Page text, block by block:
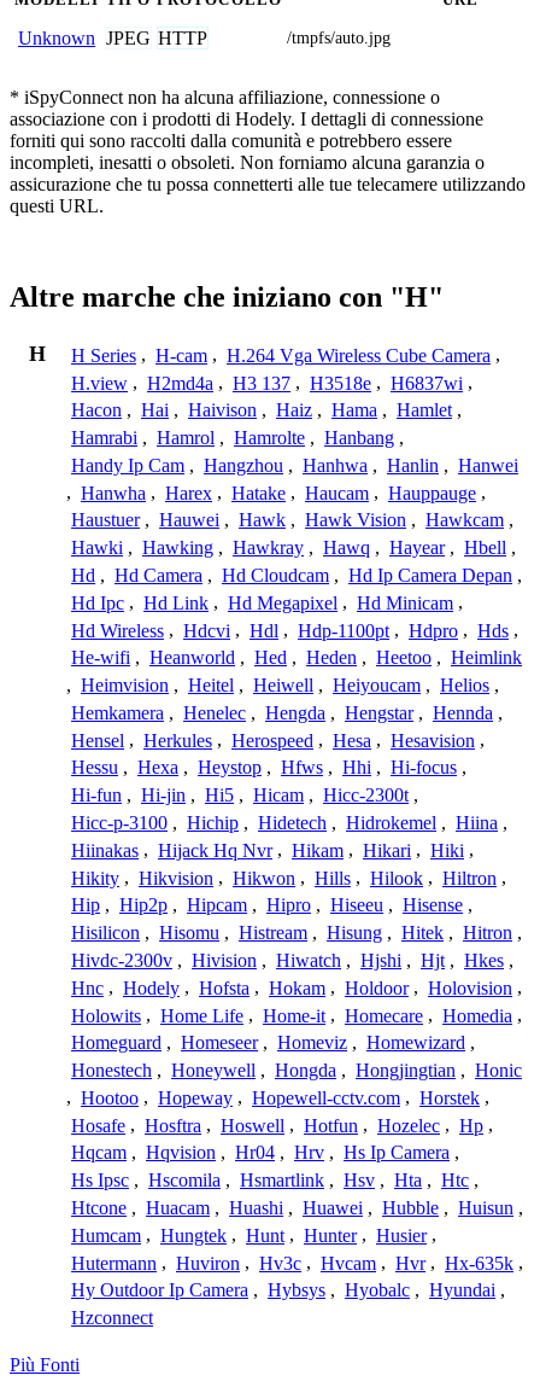
Unknown JPEG HTTP /tmpfs/auto.jpg
* iSpyConnect non ha alcuna affiliazione, connessione o
associazione con i prodotti di Hodely. I dettagli di connessione
forniti qui sono raccolti dalla comunità e potrebbero essere
incompleti, inesatti o obsoleti. Non forniamo alcuna garanzia o
assicurazione che tu possa connetterti alle tue telecamere utilizzando
questi URL.
Altre marche che iniziano con "H"
H H Series , H-cam , H.264 Vga Wireless Cube Camera ,
H.view , H2md4a , H3 137 , H3518e , H6837wi ,
Hacon , Hai , Haivison , Haiz , Hama , Hamlet ,
Hamrabi , Hamrol , Hamrolte , Hanbang ,
Handy Ip Cam , Hangzhou , Hanhwa , Hanlin , Hanwei
, Hanwha , Harex , Hatake , Haucam , Hauppauge ,
Haustuer , Hauwei , Hawk , Hawk Vision , Hawkcam ,
Hawki , Hawking , Hawkray , Hawq , Hayear , Hbell ,
Hd , Hd Camera , Hd Cloudcam , Hd Ip Camera Depan ,
Hd Ipc , Hd Link , Hd Megapixel , Hd Minicam ,
Hd Wireless , Hdcvi , Hdl , Hdp-1100pt , Hdpro , Hds ,
He-wifi , Heanworld , Hed , Heden , Heetoo , Heimlink
, Heimvision , Heitel , Heiwell , Heiyoucam , Helios ,
Hemkamera , Henelec , Hengda , Hengstar , Hennda ,
Hensel , Herkules , Herospeed , Hesa , Hesavision ,
Hessu , Hexa , Heystop , Hfws , Hhi , Hi-focus ,
Hi-fun , Hi-jin , Hi5 , Hicam , Hicc-2300t ,
Hicc-p-3100 , Hichip , Hidetech , Hidrokemel , Hiina ,
Hiinakas , Hijack Hq Nvr , Hikam , Hikari , Hiki ,
Hikity , Hikvision , Hikwon , Hills , Hilook , Hiltron ,
Hip , Hip2p , Hipcam , Hipro , Hiseeu , Hisense ,
Hisilicon , Hisomu , Histream , Hisung , Hitek , Hitron ,
Hivdc-2300v , Hivision , Hiwatch , Hjshi , Hjt , Hkes ,
Hnc , Hodely , Hofsta , Hokam , Holdoor , Holovision ,
Holowits , Home Life , Home-it , Homecare , Homedia ,
Homeguard , Homeseer , Homeviz , Homewizard ,
Honestech , Honeywell , Hongda , Hongjingtian , Honic
, Hootoo , Hopeway , Hopewell-cctv.com , Horstek ,
Hosafe , Hosftra , Hoswell , Hotfun , Hozelec , Hp ,
Hqcam , Hqvision , Hr04 , Hrv , Hs Ip Camera ,
Hs Ipsc , Hscomila , Hsmartlink , Hsv , Hta , Htc ,
Htcone , Huacam , Huashi , Huawei , Hubble , Huisun ,
Humcam , Hungtek , Hunt , Hunter , Husier ,
Hutermann , Huviron , Hv3c , Hvcam , Hvr , Hx-635k ,
Hy Outdoor Ip Camera , Hybsys , Hyobalc , Hyundai ,
Hzconnect
Più Fonti